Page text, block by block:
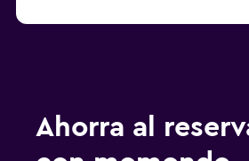
Ahorra al